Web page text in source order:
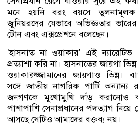
মনে হয়নি বরং বয়সে
জুনিয়রদের যেভাবে অভিজ্ঞতার
টোন এবং এক্সপ্রেশনে বলেছেন।
'হাসনাত না ওয়াকার' এই
প্রত্যাশা করি না। হাসনাতের জায়গা
ওয়াকারুজ্জামানের জায়গাও ভিন্ন।
সঙ্গে জাতীয় নাগরিক পার্টি
জনগণকে মুখোমুখি দাঁড় করানোও
পাশাপাশি সেনাপ্রধানের পদত্যাগ
আসছে সেটিও আমাদের বক্তব্য নয়।